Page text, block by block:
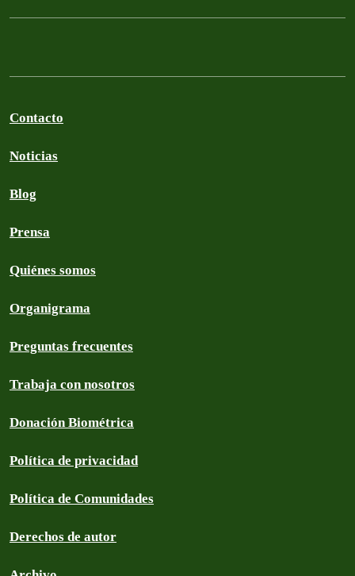
Contacto
Noticias
Blog
Prensa
Quiénes somos
Organigrama
Preguntas frecuentes
Trabaja con nosotros
Donación Biométrica
Política de privacidad
Política de Comunidades
Derechos de autor